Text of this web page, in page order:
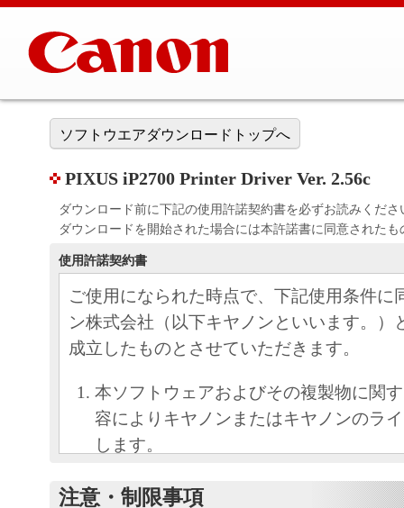
ソフトウエアダウンロードトップへ
PIXUS iP2700 Printer Driver Ver. 2.56c
ダウンロード前に下記の使用許諾契約書を必ずお読みくださ
ダウンロードを開始された場合には本許諾書に同意された
使用許諾契約書
ご使用になられた時点で、下記使用条件に
ン株式会社（以下キヤノンといいます。）
成立したものとさせていただきます。
本ソフトウェアおよびその複製物に関
容によりキヤノンまたはキヤノンのラ
します。
といいます。）に対し、本ソフトウェ
注意・制限事項